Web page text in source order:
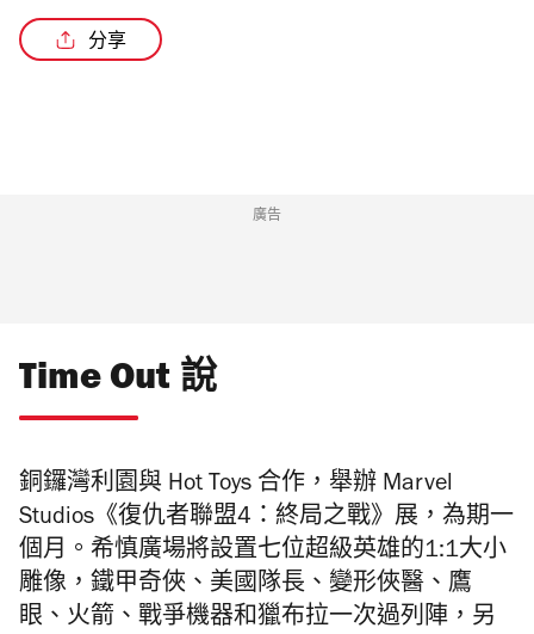
分享
廣告
Time Out 說
銅鑼灣利園與 Hot Toys 合作，舉辦 Marvel
Studios《復仇者聯盟4：終局之戰》展，為期一
個月。希慎廣場將設置七位超級英雄的1:1大小
雕像，鐵甲奇俠、美國隊長、變形俠醫、鷹
眼、火箭、戰爭機器和獵布拉一次過列陣，另